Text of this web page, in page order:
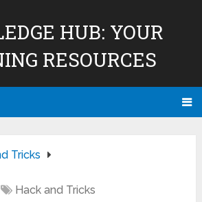
HUB: YOUR
RESOURCES
Tricks
Hack and Tricks